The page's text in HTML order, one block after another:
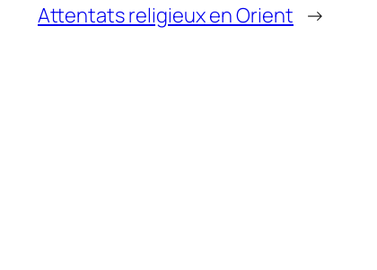
Attentats religieux en Orient →